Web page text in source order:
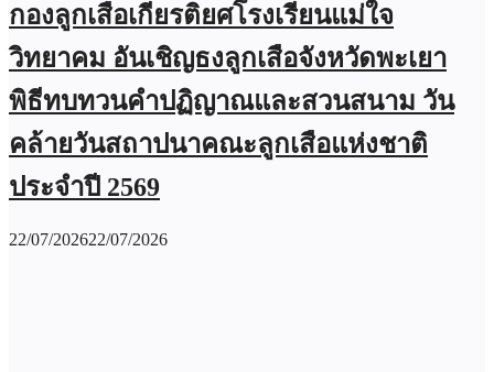
กองลูกเสือเกียรติยศโรงเรียนแม่ใจ
วิทยาคม อันเชิญธงลูกเสือจังหวัดพะเยา
พิธีทบทวนคำปฏิญาณและสวนสนาม วัน
คล้ายวันสถาปนาคณะลูกเสือแห่งชาติ
ประจำปี 2569
22/07/202622/07/2026